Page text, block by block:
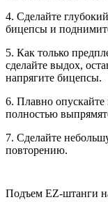
4. Сделайте
бицепсы и
5. Как только
сделайте выдох,
напрягите бицепсы.
6. Плавно
полностью
7. Сделайте
повторению.
Подъем EZ-штанги